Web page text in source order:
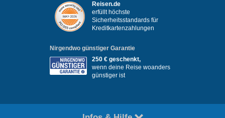
Reisen.de
erfüllt höchste
Sicherheitsstandards für
Kreditkartenzahlungen
Nirgendwo günstiger Garantie
250 € geschenkt,
wenn deine Reise woanders
günstiger ist